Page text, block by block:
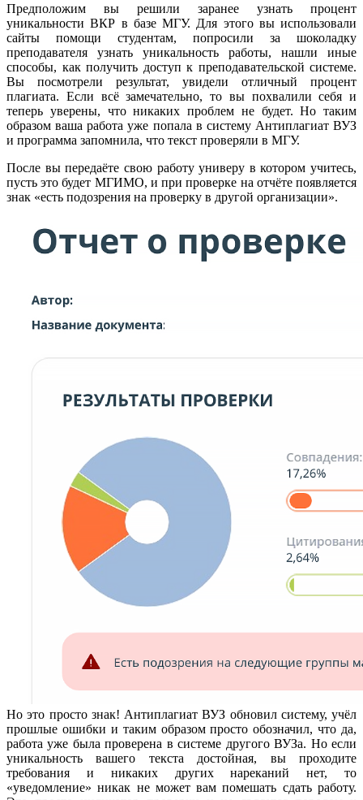
Предположим вы решили заранее узнать процент
уникальности ВКР в базе МГУ. Для этого вы использовали
сайты помощи студентам, попросили за шоколадку
преподавателя узнать уникальность работы, нашли иные
способы, как получить доступ к преподавательской системе.
Вы посмотрели результат, увидели отличный процент
плагиата. Если всё замечательно, то вы похвалили себя и
теперь уверены, что никаких проблем не будет. Но таким
образом ваша работа уже попала в систему Антиплагиат ВУЗ
и программа запомнила, что текст проверяли в МГУ.
После вы передаёте свою работу универу в котором учитесь,
пусть это будет МГИМО, и при проверке на отчёте появляется
знак «есть подозрения на проверку в другой организации».
Но это просто знак! Антиплагиат ВУЗ обновил систему, учёл
прошлые ошибки и таким образом просто обозначил, что да,
работа уже была проверена в системе другого ВУЗа. Но если
уникальность вашего текста достойная, вы проходите
требования и никаких других нареканий нет, то
«уведомление» никак не может вам помешать сдать работу.